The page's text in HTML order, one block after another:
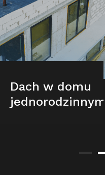
Dach w domu
jednorodzinnym